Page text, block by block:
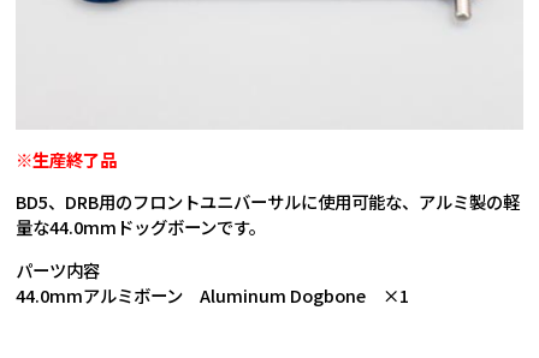
※生産終了品
BD5、DRB用のフロントユニバーサルに使用可能な、アルミ製の軽
量な44.0mmドッグボーンです。
パーツ内容
44.0mmアルミボーン Aluminum Dogbone ×1